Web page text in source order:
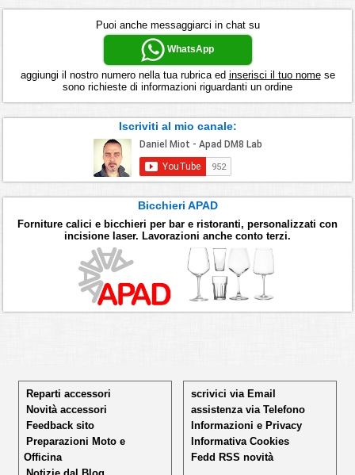
Puoi anche messaggiarci in chat su
WhatsApp
aggiungi il nostro numero nella tua rubrica ed inserisci il tuo nomese
sono richieste di informazioni riguardanti un ordine
Iscriviti al mio canale:
Bicchieri APAD
Forniture calici e bicchieri per bar e ristoranti, personalizzati con
incisione laser. Lavorazioni anche conto terzi.
Reparti accessori
Novità accessori
Feedback sito
Preparazioni Moto e
Officina
Notizie dal Blog
scrivici via Email
assistenza via Telefono
Informazioni e Privacy
Informativa Cookies
Fedd RSS novità